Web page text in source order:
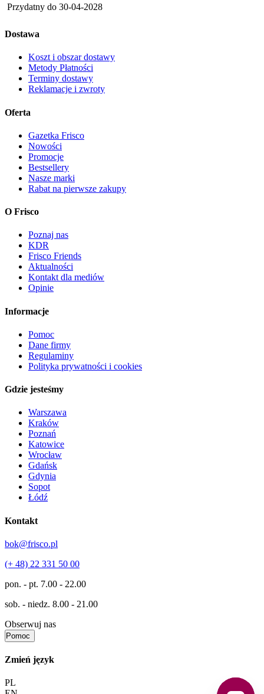
Przydatny do 30-04-2028
Dostawa
Koszt i obszar dostawy
Metody Płatności
Terminy dostawy
Reklamacje i zwroty
Oferta
Gazetka Frisco
Nowości
Promocje
Bestsellery
Nasze marki
Rabat na pierwsze zakupy
O Frisco
Poznaj nas
KDR
Frisco Friends
Aktualności
Kontakt dla mediów
Opinie
Informacje
Pomoc
Dane firmy
Regulaminy
Polityka prywatności i cookies
Gdzie jesteśmy
Warszawa
Kraków
Poznań
Katowice
Wrocław
Gdańsk
Gdynia
Sopot
Łódź
Kontakt
bok@frisco.pl
(+ 48) 22 331 50 00
pon. - pt. 7.00 - 22.00
sob. - niedz. 8.00 - 21.00
Obserwuj nas
Pomoc
Zmień język
PL